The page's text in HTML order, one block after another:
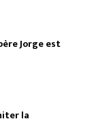
Jorge est
la